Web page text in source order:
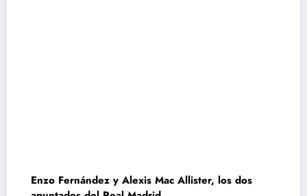
Enzo Fernández y Alexis Mac Allister, los dos